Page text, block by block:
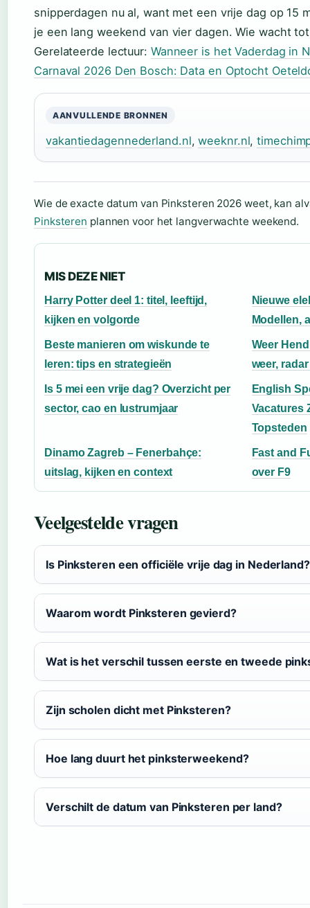
snipperdagen nu al, want met een vrije dag op 15
je een lang weekend van vier dagen. Wie wacht
Gerelateerde lectuur: Wanneer is het Vaderdag in
Carnaval 2026 Den Bosch: Data en Optocht
AANVULLENDE BRONNEN
vakantiedagennederland.nl,weeknr.nl,
Wie de exacte datum van Pinksteren 2026 weet, kan
Pinksteren plannen voor het langverwachte weekend.
MIS DEZE NIET
Harry Potter deel 1: titel, leeftijd,
kijken en volgorde
Nieuwe
Modellen,
Beste manieren om wiskunde te
leren: tips en strategieën
Weer
weer,
Is 5 mei een vrije dag? Overzicht per
sector, cao en lustrumjaar
English
Vacatures
Topsteden
Dinamo Zagreb – Fenerbahçe:
uitslag, kijken en context
Fast and
over F9
Veelgestelde vragen
Is Pinksteren een officiële vrije dag in Nederland?
Waarom wordt Pinksteren gevierd?
Wat is het verschil tussen eerste en tweede
Zijn scholen dicht met Pinksteren?
Hoe lang duurt het pinksterweekend?
Verschilt de datum van Pinksteren per land?